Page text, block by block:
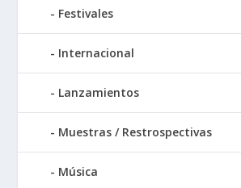
Festivales
Internacional
Lanzamientos
Muestras / Restrospectivas
Música